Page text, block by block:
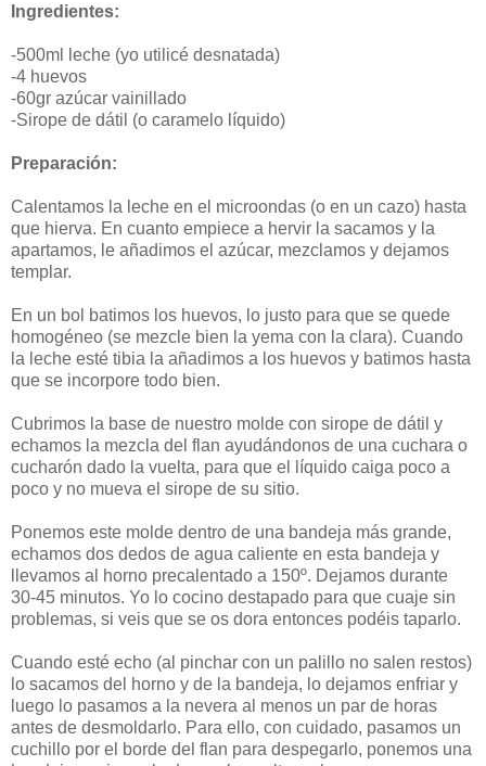
Ingredientes:
-500ml leche (yo utilicé desnatada)
-4 huevos
-60gr azúcar vainillado
-Sirope de dátil (o caramelo líquido)
Preparación:
Calentamos la leche en el microondas (o en un cazo) hasta
que hierva. En cuanto empiece a hervir la sacamos y la
apartamos, le añadimos el azúcar, mezclamos y dejamos
templar.
En un bol batimos los huevos, lo justo para que se quede
homogéneo (se mezcle bien la yema con la clara). Cuando
la leche esté tibia la añadimos a los huevos y batimos hasta
que se incorpore todo bien.
Cubrimos la base de nuestro molde con sirope de dátil y
echamos la mezcla del flan ayudándonos de una cuchara o
cucharón dado la vuelta, para que el líquido caiga poco a
poco y no mueva el sirope de su sitio.
Ponemos este molde dentro de una bandeja más grande,
echamos dos dedos de agua caliente en esta bandeja y
llevamos al horno precalentado a 150º. Dejamos durante
30-45 minutos. Yo lo cocino destapado para que cuaje sin
problemas, si veis que se os dora entonces podéis taparlo.
Cuando esté echo (al pinchar con un palillo no salen restos)
lo sacamos del horno y de la bandeja, lo dejamos enfriar y
luego lo pasamos a la nevera al menos un par de horas
antes de desmoldarlo. Para ello, con cuidado, pasamos un
cuchillo por el borde del flan para despegarlo, ponemos una